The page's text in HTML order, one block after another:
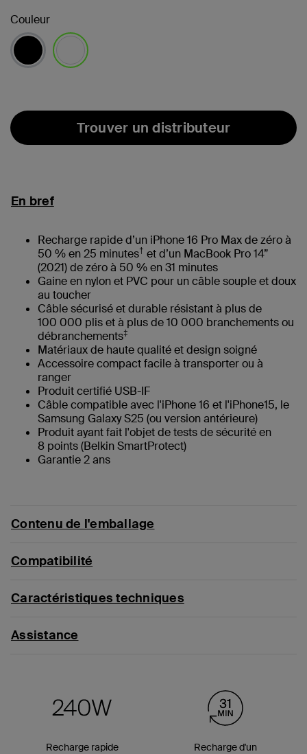
Couleur
Trouver un distributeur
En bref
Recharge rapide d’un iPhone 16 Pro Max de zéro à
50 % en 25 minutes† et d’un MacBook Pro 14”
(2021) de zéro à 50 % en 31 minutes
Gaine en nylon et PVC pour un câble souple et doux
au toucher
Câble sécurisé et durable résistant à plus de
100 000 plis et à plus de 10 000 branchements ou
débranchements‡
Matériaux de haute qualité et design soigné
Accessoire compact facile à transporter ou à
ranger
Produit certifié USB-IF
Câble compatible avec l'iPhone 16 et l'iPhone15, le
Samsung Galaxy S25 (ou version antérieure)
Produit ayant fait l'objet de tests de sécurité en
8 points (Belkin SmartProtect)
Garantie 2 ans
Contenu de l'emballage
Compatibilité
Caractéristiques techniques
Assistance
Recharge rapide
Recharge d'un